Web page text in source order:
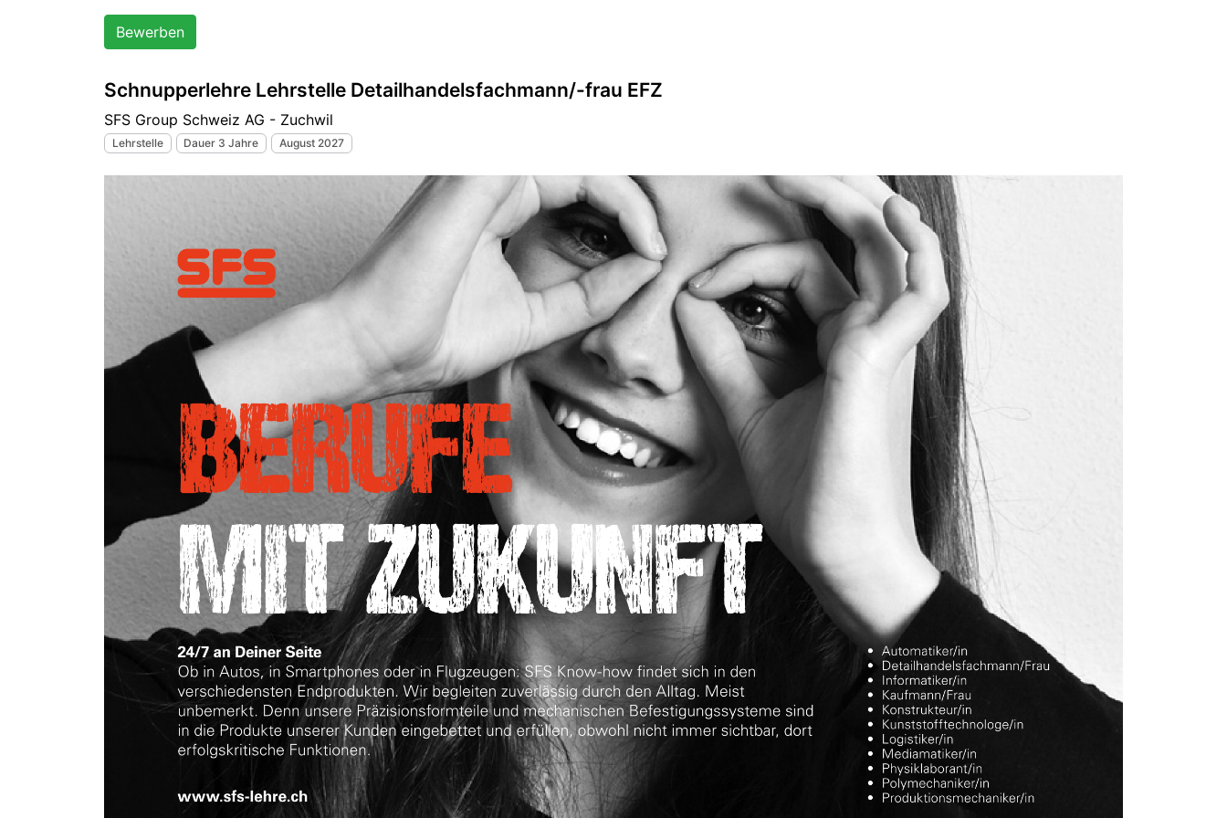
Bewerben
Schnupperlehre Lehrstelle Detailhandelsfachmann/-frau EFZ
SFS Group Schweiz AG - Zuchwil
Lehrstelle Dauer 3 Jahre August 2027